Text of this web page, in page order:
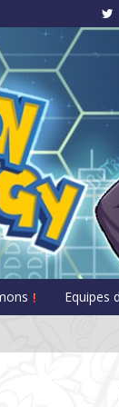
Equipes